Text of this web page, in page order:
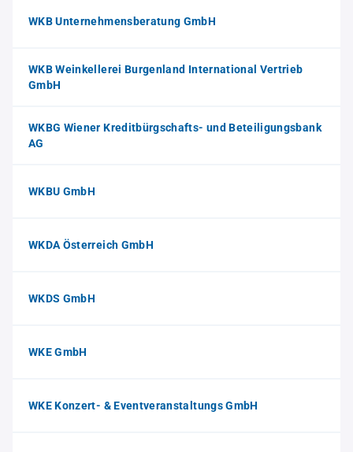
WKB Unternehmensberatung GmbH
WKB Weinkellerei Burgenland International Vertrieb
GmbH
WKBG Wiener Kreditbürgschafts- und Beteiligungsbank
AG
WKBU GmbH
WKDA Österreich GmbH
WKDS GmbH
WKE GmbH
WKE Konzert- & Eventveranstaltungs GmbH